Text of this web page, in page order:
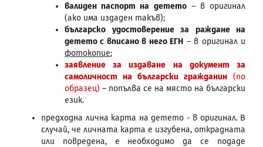
валиден паспорт на детето– в оригинал
(ако има издаден такъв);
българско удостоверение за раждане на
детето с вписано в него ЕГН – в оригинал и
фотокопие;
заявление за издаване на документ за
самоличност на български гражданин (по
образец) – попълва се на място на български
език.
предходна лична карта на детето - в оригинал. В
случай, че личната карта е изгубена, открадната
или повредена, е необходимо да се подаде